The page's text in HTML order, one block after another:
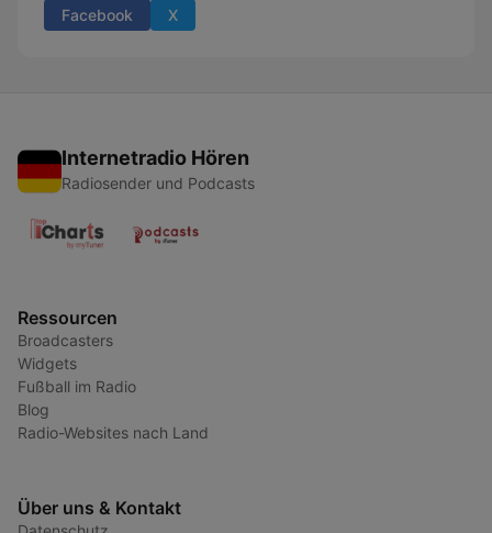
Facebook X
Internetradio Hören
Radiosender und Podcasts
Ressourcen
Broadcasters
Widgets
Fußball im Radio
Blog
Radio-Websites nach Land
Über uns & Kontakt